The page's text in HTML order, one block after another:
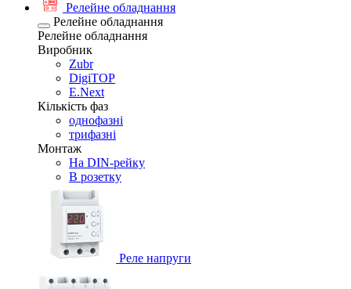
Релейне обладнання
Релейне обладнання
Релейне обладнання
Виробник
Zubr
DigiTOP
E.Next
Кількість фаз
однофазні
трифазні
Монтаж
На DIN-рейку
В розетку
Реле напруги